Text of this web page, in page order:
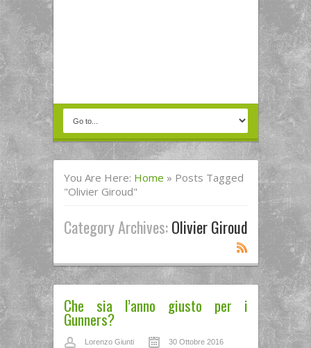
You Are Here: Home » Posts Tagged
"Olivier Giroud"
Category Archives:Olivier Giroud
Che sia l’anno giusto per i
Gunners?
Lorenzo Giunti 30 Ottobre 2016